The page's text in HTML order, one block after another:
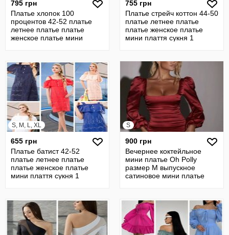
795 грн
Платье хлопок 100
процентов 42-52 платье
летнее платье платье
женское платье мини
755 грн
Платье стрейч коттон 44-50
платье летнее платье
платье женское платье
мини плаття сукня 1
S, M, L, XL
655 грн
Платье батист 42-52
платье летнее платье
платье женское платье
мини плаття сукня 1
S
900 грн
Вечернее коктейльное
мини платье Oh Polly
размер М выпускное
сатиновое мини платье